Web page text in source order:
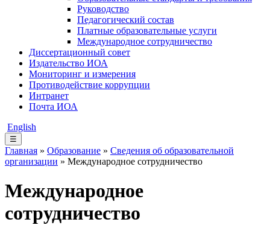
Руководство
Педагогический состав
Платные образовательные услуги
Международное сотрудничество
Диссертационный совет
Издательство ИОА
Мониторинг и измерения
Противодействие коррупции
Интранет
Почта ИОА
English
☰
Главная » Образование » Сведения об образовательной
организации » Международное сотрудничество
Международное
сотрудничество